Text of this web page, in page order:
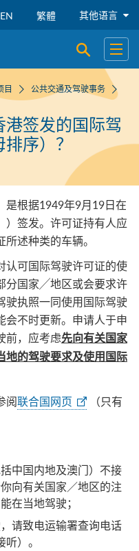
EN 繁體 其他语言
开启搜寻
开启
目
公共交通及驾驶事务
签发的国际驾
序）？
是根据1949年9月19日在
）签发。许可证持有人应
述种类的车辆。
可国际驾驶许可证的使
分国家╱地区或会要求许
驶执照一同使用国际驾驶
会不时更新。申请人于申
前，应考虑先向有关国家
的驾驶要求及使用国际
阅联合国网页
（只有
中国内地及澳门）不接
向有关国家／地区的注
在当地驾驶；
请致电运输署查询电话
）。